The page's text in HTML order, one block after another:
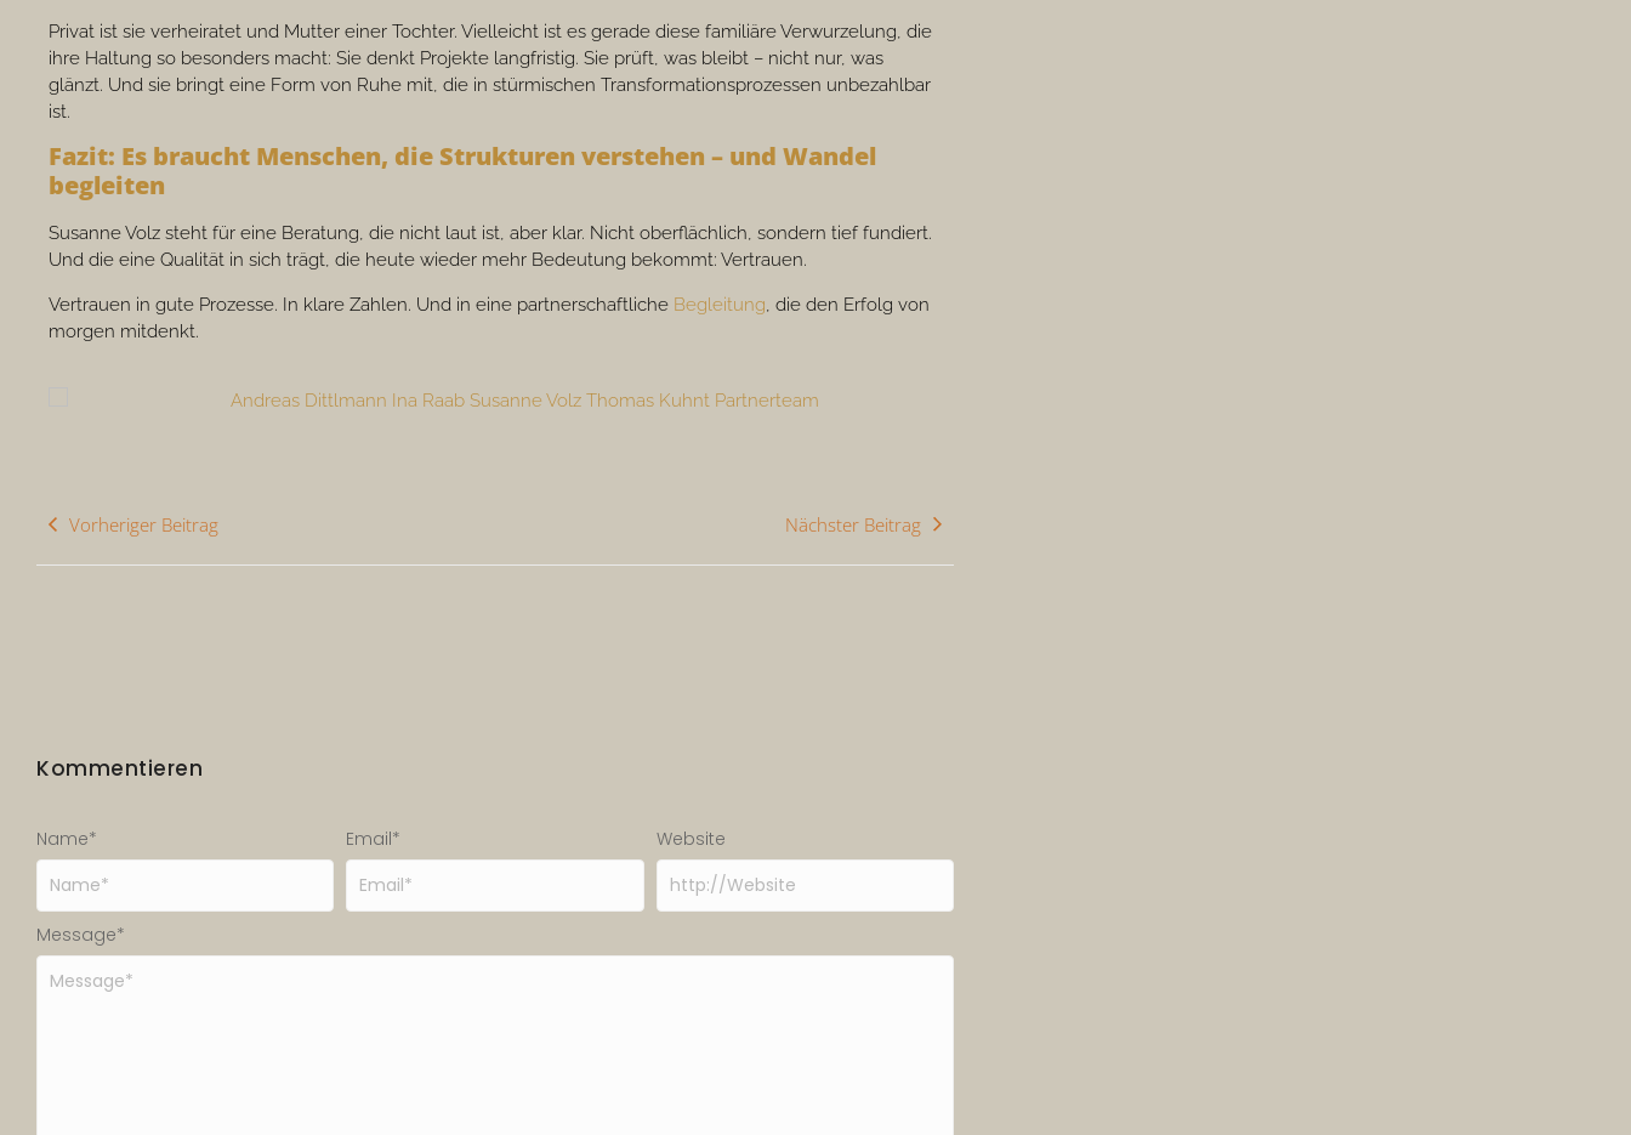
Privat ist sie verheiratet und Mutter einer Tochter. Vielleicht ist es gerade diese familiäre Verwurzelung, die
ihre Haltung so besonders macht: Sie denkt Projekte langfristig. Sie prüft, was bleibt – nicht nur, was
glänzt. Und sie bringt eine Form von Ruhe mit, die in stürmischen Transformationsprozessen unbezahlbar
ist.
Fazit: Es braucht Menschen, die Strukturen verstehen – und Wandel
begleiten
Susanne Volz steht für eine Beratung, die nicht laut ist, aber klar. Nicht oberflächlich, sondern tief fundiert.
Und die eine Qualität in sich trägt, die heute wieder mehr Bedeutung bekommt: Vertrauen.
Vertrauen in gute Prozesse. In klare Zahlen. Und in eine partnerschaftliche Begleitung, die den Erfolg von
morgen mitdenkt.
Vorheriger Beitrag Nächster Beitrag
Kommentieren
Message*
Name* Email* Website